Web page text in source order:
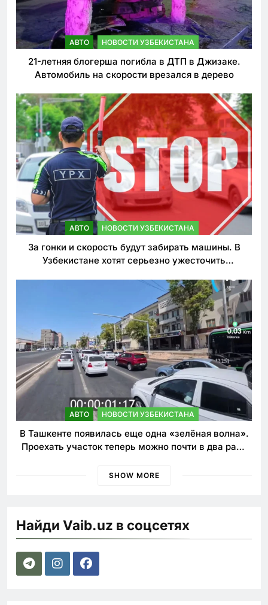
АВТО НОВОСТИ УЗБЕКИСТАНА
21-летняя блогерша погибла в ДТП в Джизаке.
Автомобиль на скорости врезался в дерево
АВТО НОВОСТИ УЗБЕКИСТАНА
За гонки и скорость будут забирать машины. В
Узбекистане хотят серьезно ужесточить
АВТО НОВОСТИ УЗБЕКИСТАНА
В Ташкенте появилась еще одна «зелёная волна».
Проехать участок теперь можно почти в два раза
SHOW MORE
Найди Vaib.uz в соцсетях